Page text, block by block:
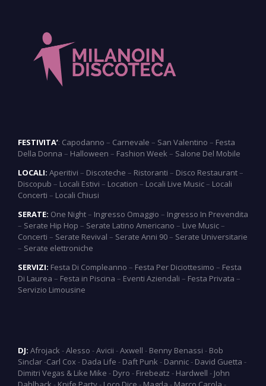
FESTIVITA’: Capodanno – Carnevale – San Valentino – Festa
Della Donna – Halloween – Fashion Week – Salone Del Mobile
LOCALI: Aperitivi – Discoteche – Ristoranti – Disco Restaurant–
Discopub – Locali Estivi – Location – Locali Live Music– Locali
Concerti – Locali Chiusi
SERATE: One Night– Ingresso Omaggio – Ingresso In Prevendita
– Serate Hip Hop – Serate Latino Americano – Live Music–
Concerti – Serate Revival – Serate Anni 90– Serate Universitarie
– Serate elettroniche
SERVIZI: Festa Di Compleanno – Festa Per Diciottesimo – Festa
Di Laurea – Festa in Piscina – Eventi Aziendali – Festa Privata –
Servizio Limousine
DJ: Afrojack -Alesso -Avicii -Axwell - Benny Benassi - Bob
Sinclar-Carl Cox- Dada Life - Daft Punk - Dannic- David Guetta -
Dimitri Vegas & Like Mike - Dyro - Firebeatz - Hardwell - John